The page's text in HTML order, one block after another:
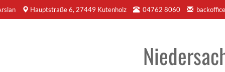
Hauptstraße 6, 27449 Kutenholz 04762 8060